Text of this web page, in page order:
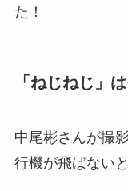
た！
「ねじねじ」
中尾彬さんが撮
行機が飛ばない